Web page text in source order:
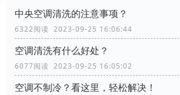
中央空调清洗的注意事项？
6322阅读 2023-09-25 16:06:44
空调清洗有什么好处？
6077阅读 2023-09-25 16:05:02
空调不制冷？看这里，轻松解决！